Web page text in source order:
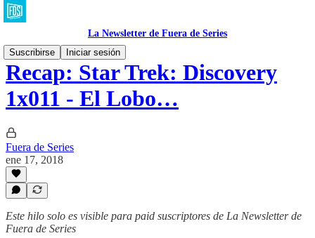
La Newsletter de Fuera de Series
Suscribirse
Iniciar sesión
Recap: Star Trek: Discovery
1x011 - El Lobo…
Fuera de Series
ene 17, 2018
Este hilo solo es visible para paid suscriptores de La Newsletter de
Fuera de Series